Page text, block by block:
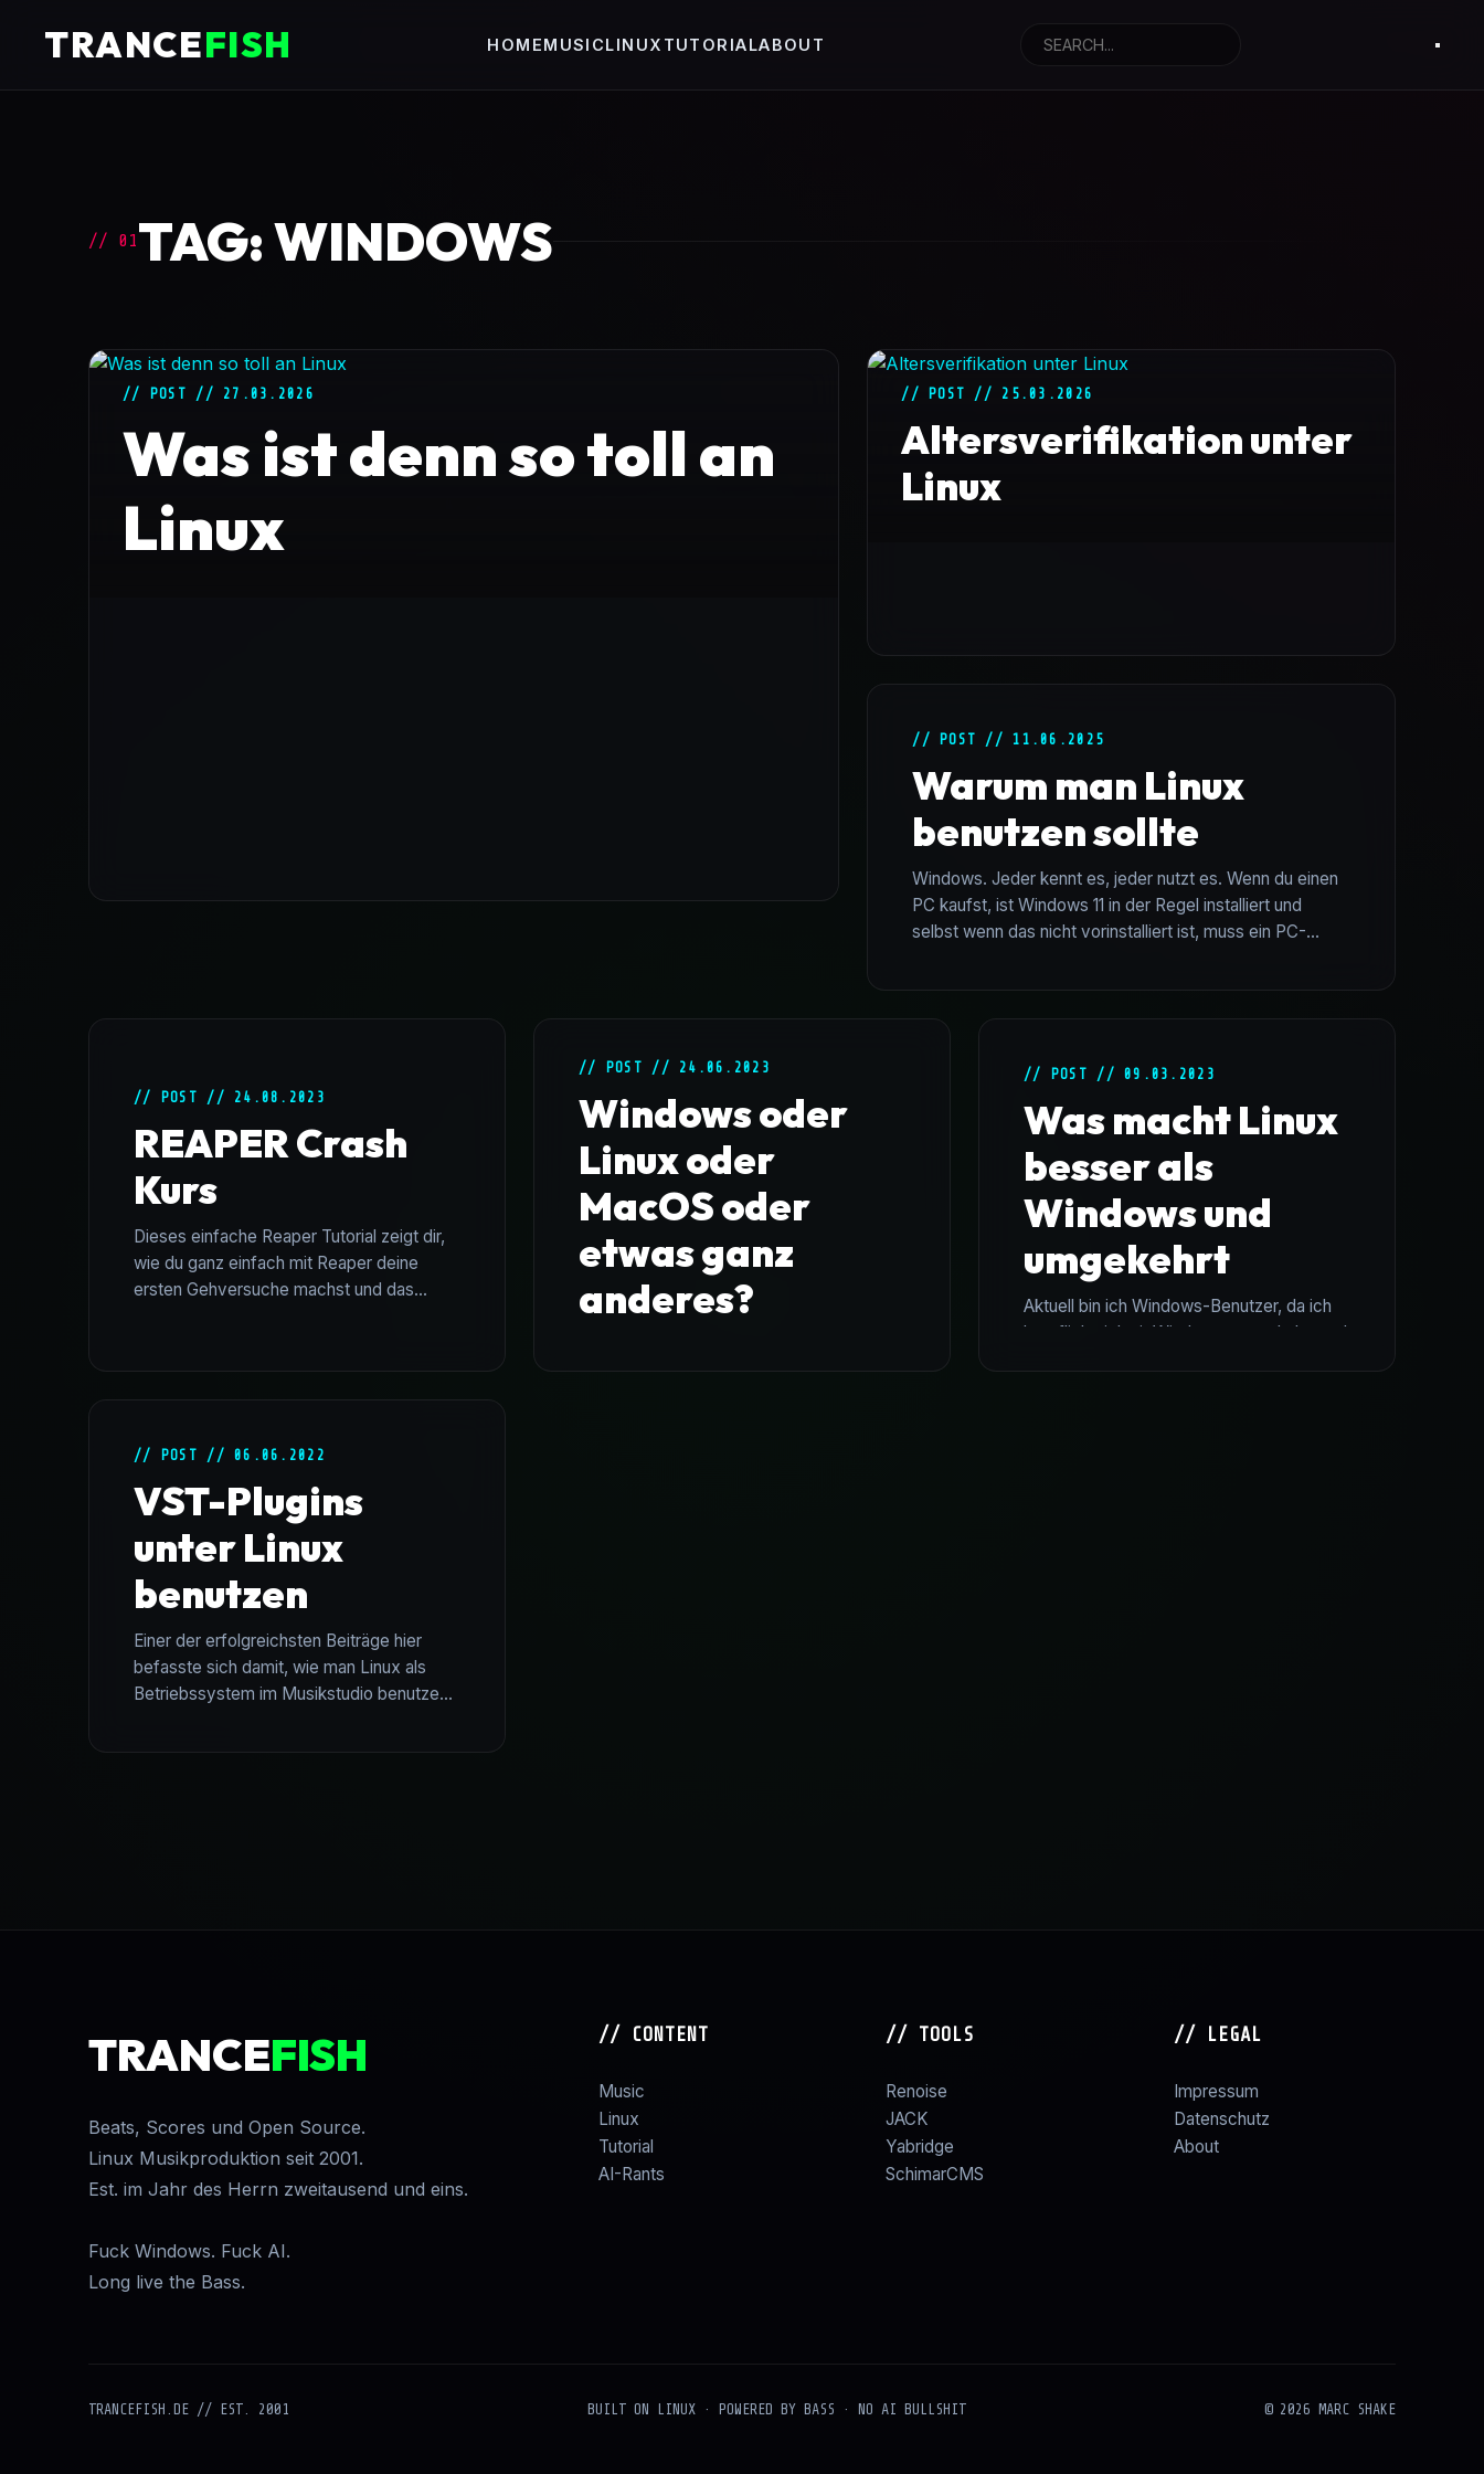
TRANCEFISH HOMEMUSICLINUX TUTORIALABOUT
// 01TAG: WINDOWS
// POST // 27.03.2026
Was ist denn so toll an
Linux
// POST // 25.03.2026
Altersverifikation unter
Linux
// POST // 11.06.2025
Warum man Linux
benutzen sollte
Windows. Jeder kennt es, jeder nutzt es. Wenn du einen
PC kaufst, ist Windows 11 in der Regel installiert und
selbst wenn das nicht vorinstalliert ist, muss ein PC-
// POST // 24.08.2023
REAPER Crash
Kurs
Dieses einfache Reaper Tutorial zeigt dir,
wie du ganz einfach mit Reaper deine
ersten Gehversuche machst und das
von d...
// POST // 24.06.2023
Windows oder
Linux oder
MacOS oder
etwas ganz
anderes?
Betriebssysteme, die wir alle kennen.
// POST // 09.03.2023
Was macht Linux
besser als
Windows und
umgekehrt
Aktuell bin ich Windows-Benutzer, da ich
beruflich viel mit Windows zu tun habe und
// POST // 06.06.2022
VST-Plugins
unter Linux
benutzen
Einer der erfolgreichsten Beiträge hier
befasste sich damit, wie man Linux als
Betriebssystem im Musikstudio benutzen
TRANCEFISH
Beats, Scores und Open Source.
Linux Musikproduktion seit 2001.
Est. im Jahr des Herrn zweitausend und eins.
Fuck Windows. Fuck AI.
Long live the Bass.
// CONTENT
Music
Linux
Tutorial
AI-Rants
// TOOLS
Renoise
JACK
Yabridge
SchimarCMS
// LEGAL
Impressum
Datenschutz
About
TRANCEFISH.DE // EST. 2001 BUILT ON LINUX · POWERED BY BASS · NO AI BULLSHIT © 2026 MARC SHAKE